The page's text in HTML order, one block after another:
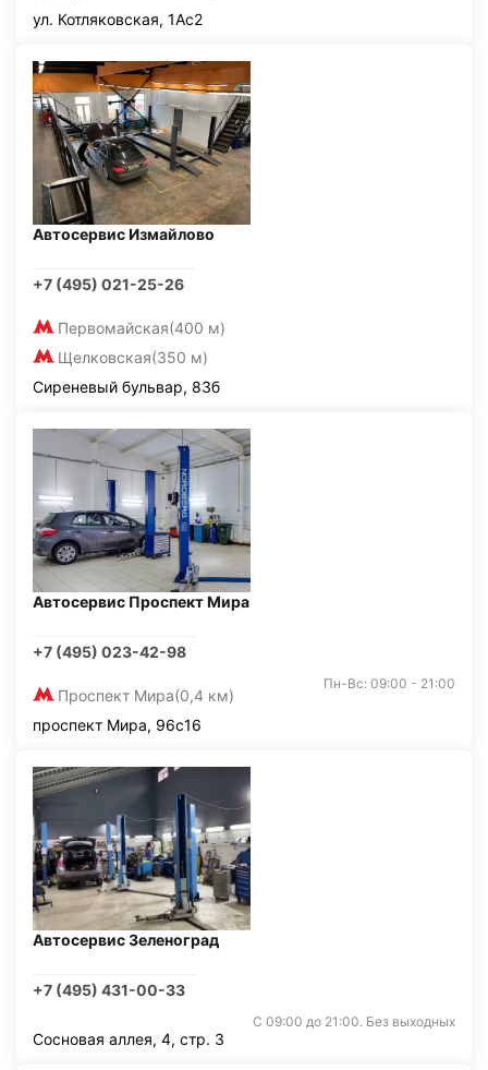
ул. Котляковская, 1Ас2
Автосервис Измайлово
+7 (495) 021-25-26
Первомайская(400 м)
Щелковская(350 м)
Сиреневый бульвар, 83б
Автосервис Проспект Мира
+7 (495) 023-42-98
Проспект Мира(0,4 км)
Пн-Вс: 09:00 - 21:00
проспект Мира, 96с16
Автосервис Зеленоград
+7 (495) 431-00-33
С 09:00 до 21:00. Без выходных
Сосновая аллея, 4, стр. 3